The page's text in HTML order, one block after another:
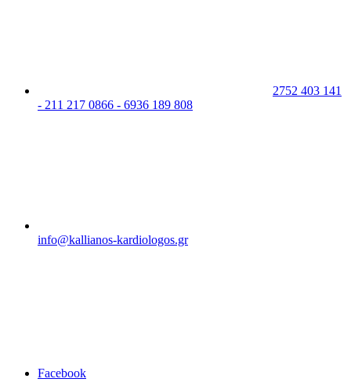
2752 403 141
- 211 217 0866 - 6936 189 808
info@kallianos-kardiologos.gr
Facebook